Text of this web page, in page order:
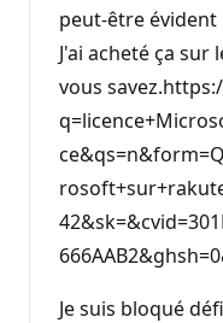
peut-être
J'ai acheté ça
vous
Je suis bloqué